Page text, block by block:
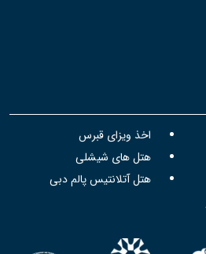
اخذ ویزای قبرس
هتل های شیشلی
هتل آتلانتیس پالم دبی